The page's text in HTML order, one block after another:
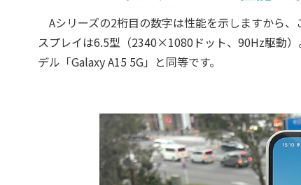
Aシリーズの2桁目の数字は性能を示しますから
スプレイは6.5型（2340×1080ドット、90Hz駆動
デル「Galaxy A15 5G」と同等です。